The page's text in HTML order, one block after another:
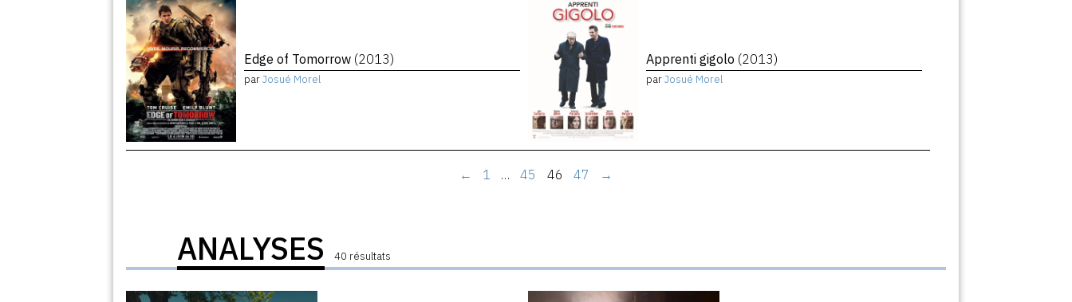
Edge of Tomorrow (2013)
parJosué Morel
Apprenti gigolo (2013)
parJosué Morel
← 1 … 45 46 47 →
ANALYSES 40 résultats